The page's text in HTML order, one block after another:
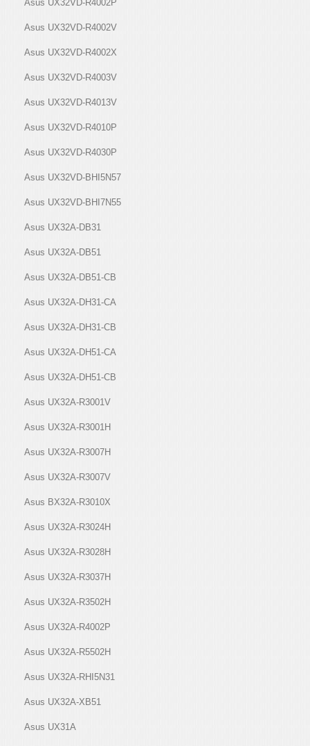
Asus UX32VD-R4002P
Asus UX32VD-R4002V
Asus UX32VD-R4002X
Asus UX32VD-R4003V
Asus UX32VD-R4013V
Asus UX32VD-R4010P
Asus UX32VD-R4030P
Asus UX32VD-BHI5N57
Asus UX32VD-BHI7N55
Asus UX32A-DB31
Asus UX32A-DB51
Asus UX32A-DB51-CB
Asus UX32A-DH31-CA
Asus UX32A-DH31-CB
Asus UX32A-DH51-CA
Asus UX32A-DH51-CB
Asus UX32A-R3001V
Asus UX32A-R3001H
Asus UX32A-R3007H
Asus UX32A-R3007V
Asus BX32A-R3010X
Asus UX32A-R3024H
Asus UX32A-R3028H
Asus UX32A-R3037H
Asus UX32A-R3502H
Asus UX32A-R4002P
Asus UX32A-R5502H
Asus UX32A-RHI5N31
Asus UX32A-XB51
Asus UX31A